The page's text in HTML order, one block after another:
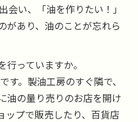
会い、「油を作りたい！」
があり、油のことが忘れら
っていますか。
す。製油工房のすぐ隣で、
油の量り売りのお店を開け
ップで販売したり、百貨店